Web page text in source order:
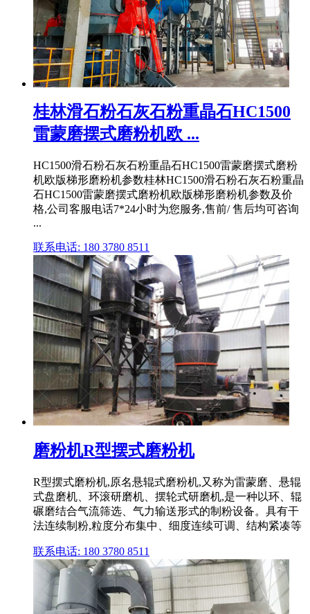
桂林滑石粉石灰石粉重晶石HC1500
雷蒙磨摆式磨粉机欧 ...
HC1500滑石粉石灰石粉重晶石HC1500雷蒙磨摆式磨粉
机欧版梯形磨粉机参数桂林HC1500滑石粉石灰石粉重晶
石HC1500雷蒙磨摆式磨粉机欧版梯形磨粉机参数及价
格,公司客服电话7*24小时为您服务,售前/ 售后均可咨询
...
联系电话: 180 3780 8511
磨粉机R型摆式磨粉机
R型摆式磨粉机,原名悬辊式磨粉机,又称为雷蒙磨、悬辊
式盘磨机、环滚研磨机、摆轮式研磨机,是一种以环、辊
碾磨结合气流筛选、气力输送形式的制粉设备。具有干
法连续制粉,粒度分布集中、细度连续可调、结构紧凑等
联系电话: 180 3780 8511